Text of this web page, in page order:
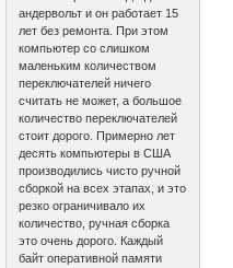
андервольт и он работает 15
лет без ремонта. При этом
компьютер со слишком
маленьким количеством
переключателей ничего
считать не может, а большое
количество переключателей
стоит дорого. Примерно лет
десять компьютеры в США
производились чисто ручной
сборкой на всех этапах, и это
резко ограничивало их
количество, ручная сборка
это очень дорого. Каждый
байт оперативной памяти